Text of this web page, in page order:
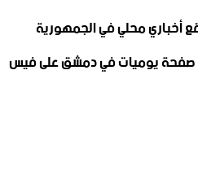
محلي في الجمهورية
: صفحة يوميات في دمشق على فيس